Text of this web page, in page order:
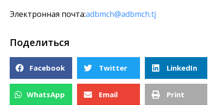
Электронная почта:adbmch@adbmch.tj
Поделиться
Facebook Twitter LinkedIn
WhatsApp Email Print